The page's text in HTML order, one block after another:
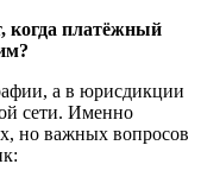
когда платёжный
а в юрисдикции
сети. Именно
но важных вопросов